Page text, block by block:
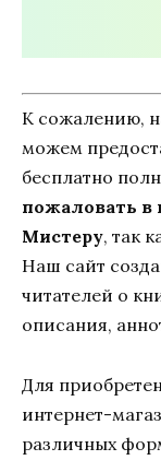
К сожалению,
можем
бесплатно
пожаловать в
Мистеру, так
Наш сайт
читателей о
описания,
Для
интернет-
различных